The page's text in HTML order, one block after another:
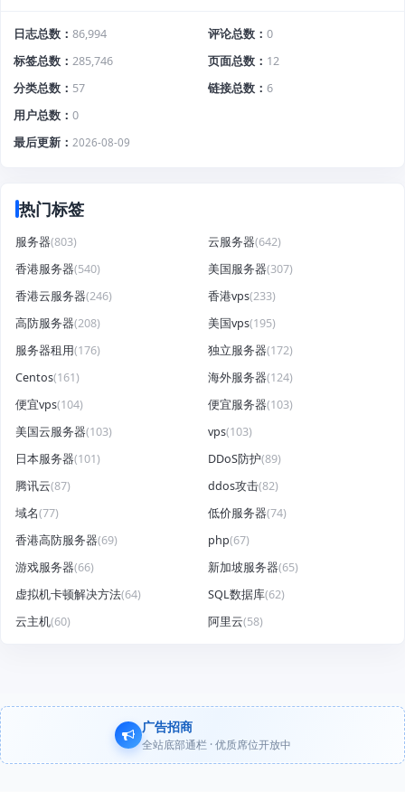
日志总数 86,994 评论总数
0
标签总数
285,746 页面总数
12
分类总数
57 链接总数
6
用户总数
0
最后更新
2026-08-09
热门标签
服务器(803) 云服务器(642)
香港服务器(540) 美国服务器(307)
香港云服务器(246) 香港vps(233)
高防服务器(208) 美国vps(195)
服务器租用(176) 独立服务器(172)
Centos(161) 海外服务器(124)
便宜vps(104) 便宜服务器(103)
美国云服务器(103) vps(103)
日本服务器(101) DDoS防护(89)
腾讯云(87) ddos攻击(82)
域名(77) 低价服务器(74)
香港高防服务器(69) php(67)
游戏服务器(66) 新加坡服务器(65)
虚拟机卡顿解决方法(64) SQL数据库(62)
云主机(60) 阿里云(58)
广告招商
全站底部通栏 · 优质席位开放中